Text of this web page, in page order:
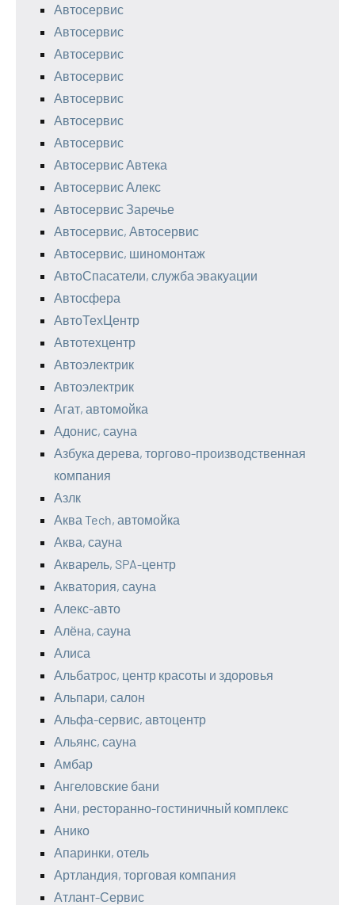
Автосервис
Автосервис
Автосервис
Автосервис
Автосервис
Автосервис
Автосервис
Автосервис Автека
Автосервис Алекс
Автосервис Заречье
Автосервис, Автосервис
Автосервис, шиномонтаж
АвтоСпасатели, служба эвакуации
Автосфера
АвтоТехЦентр
Автотехцентр
Автоэлектрик
Автоэлектрик
Агат, автомойка
Адонис, сауна
Азбука дерева, торгово-производственная
компания
Азлк
Аква Tech, автомойка
Аква, сауна
Акварель, SPA-центр
Акватория, сауна
Алекс-авто
Алёна, сауна
Алиса
Альбатрос, центр красоты и здоровья
Альпари, салон
Альфа-сервис, автоцентр
Альянс, сауна
Амбар
Ангеловские бани
Ани, ресторанно-гостиничный комплекс
Анико
Апаринки, отель
Артландия, торговая компания
Атлант-Сервис